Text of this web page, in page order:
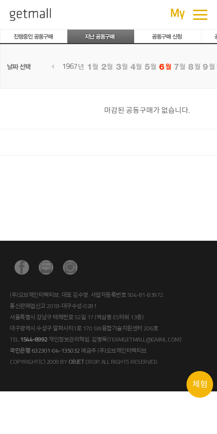
My ≡
공동구매
1967
마감된 공동구매가 없습니다.
(주)오브제인터랙티브. 대표 김수영. 사업자등록번호 504-81-83972.
통신판매업신고 2018-대구수성-0281
서울특별시 강남구 테헤란로 52길 17 (역삼동 ES타워 13층)
대구광역시 수성구 알파시티1로 170 SW융합기술지원센터 206호
TEL.1544-8992개인정보관리책임. 김병욱(TEAMGETMALL@GMAIL.COM)
국민은행 632301-04-135032 예금주 (주)오브제인터랙티브
COPYRIGHT(C) 2009 BYOBJETCROP. ALL RIGHTS RESERVED.
체험